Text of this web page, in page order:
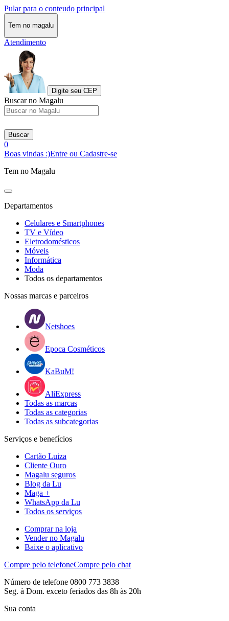
Pular para o conteudo principal
Tem no magalu
Atendimento
Digite seu CEP
Buscar no Magalu
Buscar
0
Boas vindas :)Entre ou Cadastre-se
Tem no Magalu
Departamentos
Celulares e Smartphones
TV e Vídeo
Eletrodomésticos
Móveis
Informática
Moda
Todos os departamentos
Nossas marcas e parceiros
Netshoes
Epoca Cosméticos
KaBuM!
AliExpress
Todas as marcas
Todas as categorias
Todas as subcategorias
Serviços e benefícios
Cartão Luiza
Cliente Ouro
Magalu seguros
Blog da Lu
Maga +
WhatsApp da Lu
Todos os serviços
Comprar na loja
Vender no Magalu
Baixe o aplicativo
Compre pelo telefoneCompre pelo chat
Número de telefone 0800 773 3838
Seg. à Dom. exceto feriados das 8h às 20h
Sua conta